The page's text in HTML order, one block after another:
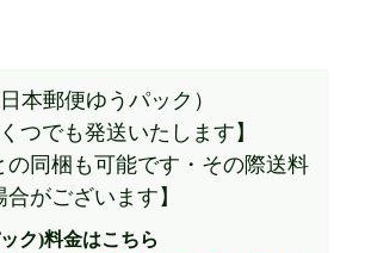
郵便ゆうパック）
つでも発送いたします】
の同梱も可能です・その際送料
がございます】
ク)料金はこちら